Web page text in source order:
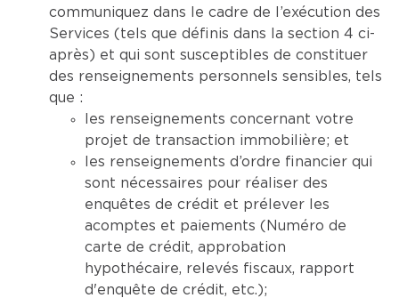
communiquez dans le cadre de l’exécution des
Services (tels que définis dans la section 4 ci-
après) et qui sont susceptibles de constituer
des renseignements personnels sensibles, tels
que :
les renseignements concernant votre
projet de transaction immobilière; et
les renseignements d’ordre financier qui
sont nécessaires pour réaliser des
enquêtes de crédit et prélever les
acomptes et paiements (Numéro de
carte de crédit, approbation
hypothécaire, relevés fiscaux, rapport
d'enquête de crédit, etc.);